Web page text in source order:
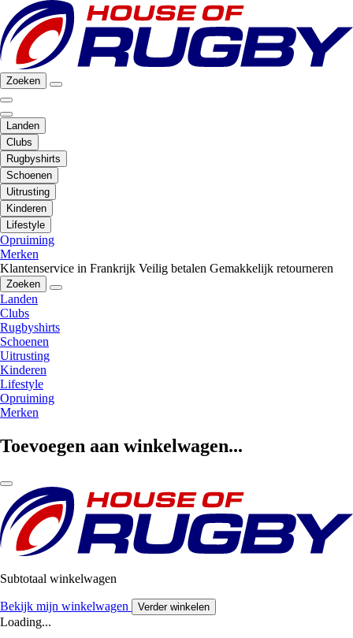
Zoeken
Landen
Clubs
Rugbyshirts
Schoenen
Uitrusting
Kinderen
Lifestyle
Opruiming
Merken
Klantenservice in Frankrijk Veilig betalen Gemakkelijk retourneren
Zoeken
Landen
Clubs
Rugbyshirts
Schoenen
Uitrusting
Kinderen
Lifestyle
Opruiming
Merken
Toevoegen aan winkelwagen...
Subtotaal winkelwagen
Bekijk mijn winkelwagen Verder winkelen
Loading...